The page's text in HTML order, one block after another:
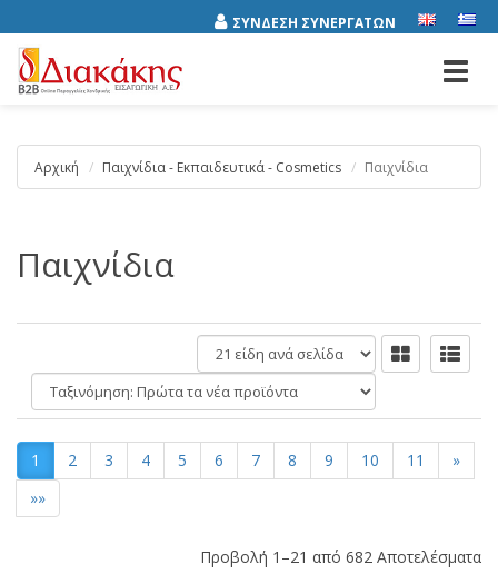
ΣΥΝΔΕΣΗ ΣΥΝΕΡΓΑΤΩΝ
Αρχική Παιχνίδια - Εκπαιδευτικά - Cosmetics Παιχνίδια
Παιχνίδια
είδη
ανά
σελίδα
Ταξινόμηση:
1 2 3 4 5 6 7 8 9 10 11
»
»»
Προβολή 1–21 από 682 Αποτελέσματα